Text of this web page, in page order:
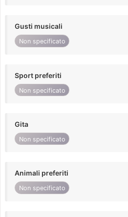
Gusti musicali
Non specificato
Sport preferiti
Non specificato
Gita
Non specificato
Animali preferiti
Non specificato